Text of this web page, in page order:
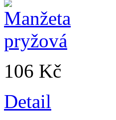
106 Kč
Detail